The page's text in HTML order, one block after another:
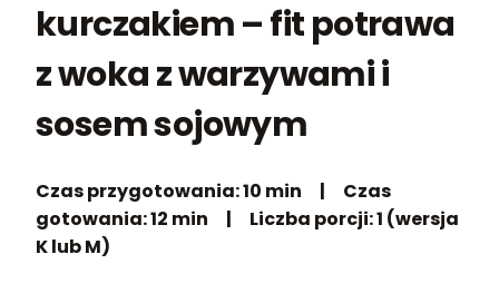
kurczakiem – fit potrawa
z woka z warzywami i
sosem sojowym
Czas przygotowania:10 min | Czas
gotowania:12 min | Liczba porcji:1 (wersja
K lub M)